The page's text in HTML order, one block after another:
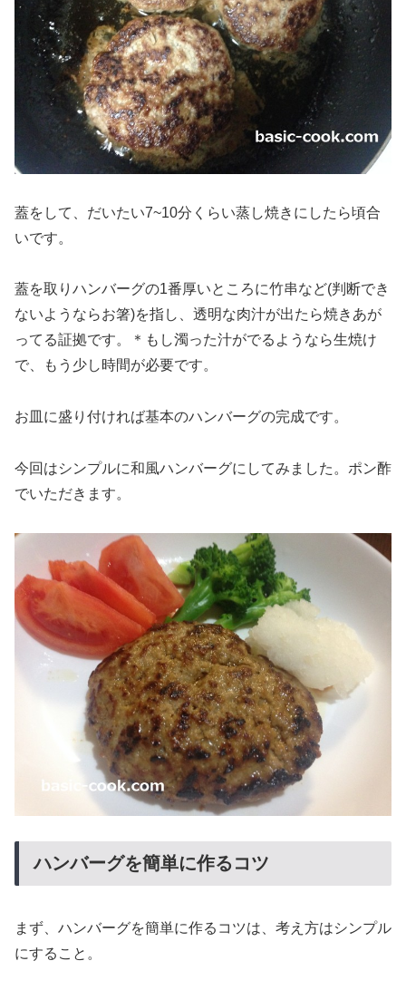
蓋をして、だいたい7~10分くらい蒸し焼きにしたら頃合
いです。
蓋を取りハンバーグの1番厚いところに竹串など(判断でき
ないようならお箸)を指し、透明な肉汁が出たら焼きあが
ってる証拠です。＊もし濁った汁がでるようなら生焼け
で、もう少し時間が必要です。
お皿に盛り付ければ基本のハンバーグの完成です。
今回はシンプルに和風ハンバーグにしてみました。ポン酢
でいただきます。
ハンバーグを簡単に作るコツ
まず、ハンバーグを簡単に作るコツは、考え方はシンプル
にすること。